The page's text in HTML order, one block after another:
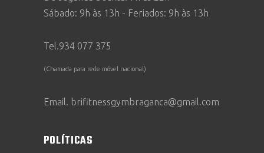
Sábado: 9h às 13h - Feriados: 9h às 13h
Tel.934 077 375
(Chamada para rede móvel nacional)
Email. brifitnessgymbraganca@gmail.com
POLÍTICAS